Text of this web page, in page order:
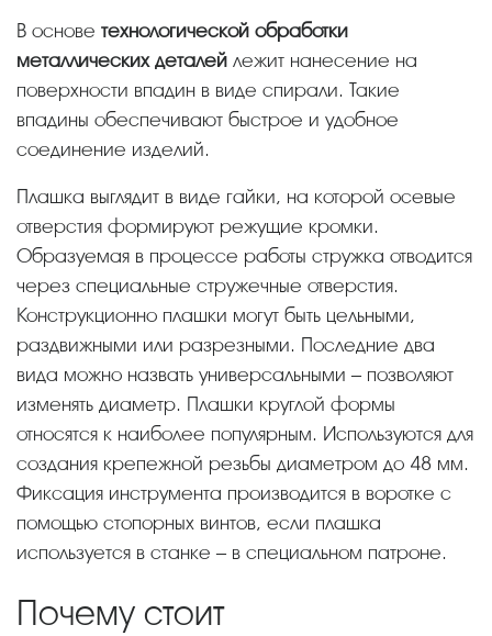
В основе технологической обработки
металлических деталей лежит нанесение на
поверхности впадин в виде спирали. Такие
впадины обеспечивают быстрое и удобное
соединение изделий.
Плашка выглядит в виде гайки, на которой осевые
отверстия формируют режущие кромки.
Образуемая в процессе работы стружка отводится
через специальные стружечные отверстия.
Конструкционно плашки могут быть цельными,
раздвижными или разрезными. Последние два
вида можно назвать универсальными – позволяют
изменять диаметр. Плашки круглой формы
относятся к наиболее популярным. Используются для
создания крепежной резьбы диаметром до 48 мм.
Фиксация инструмента производится в воротке с
помощью стопорных винтов, если плашка
используется в станке – в специальном патроне.
Почему стоит